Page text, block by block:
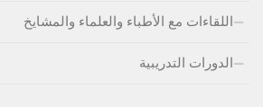
اللقاءات مع الأطباء والعلماء والمشايخ
الدورات التدريبية